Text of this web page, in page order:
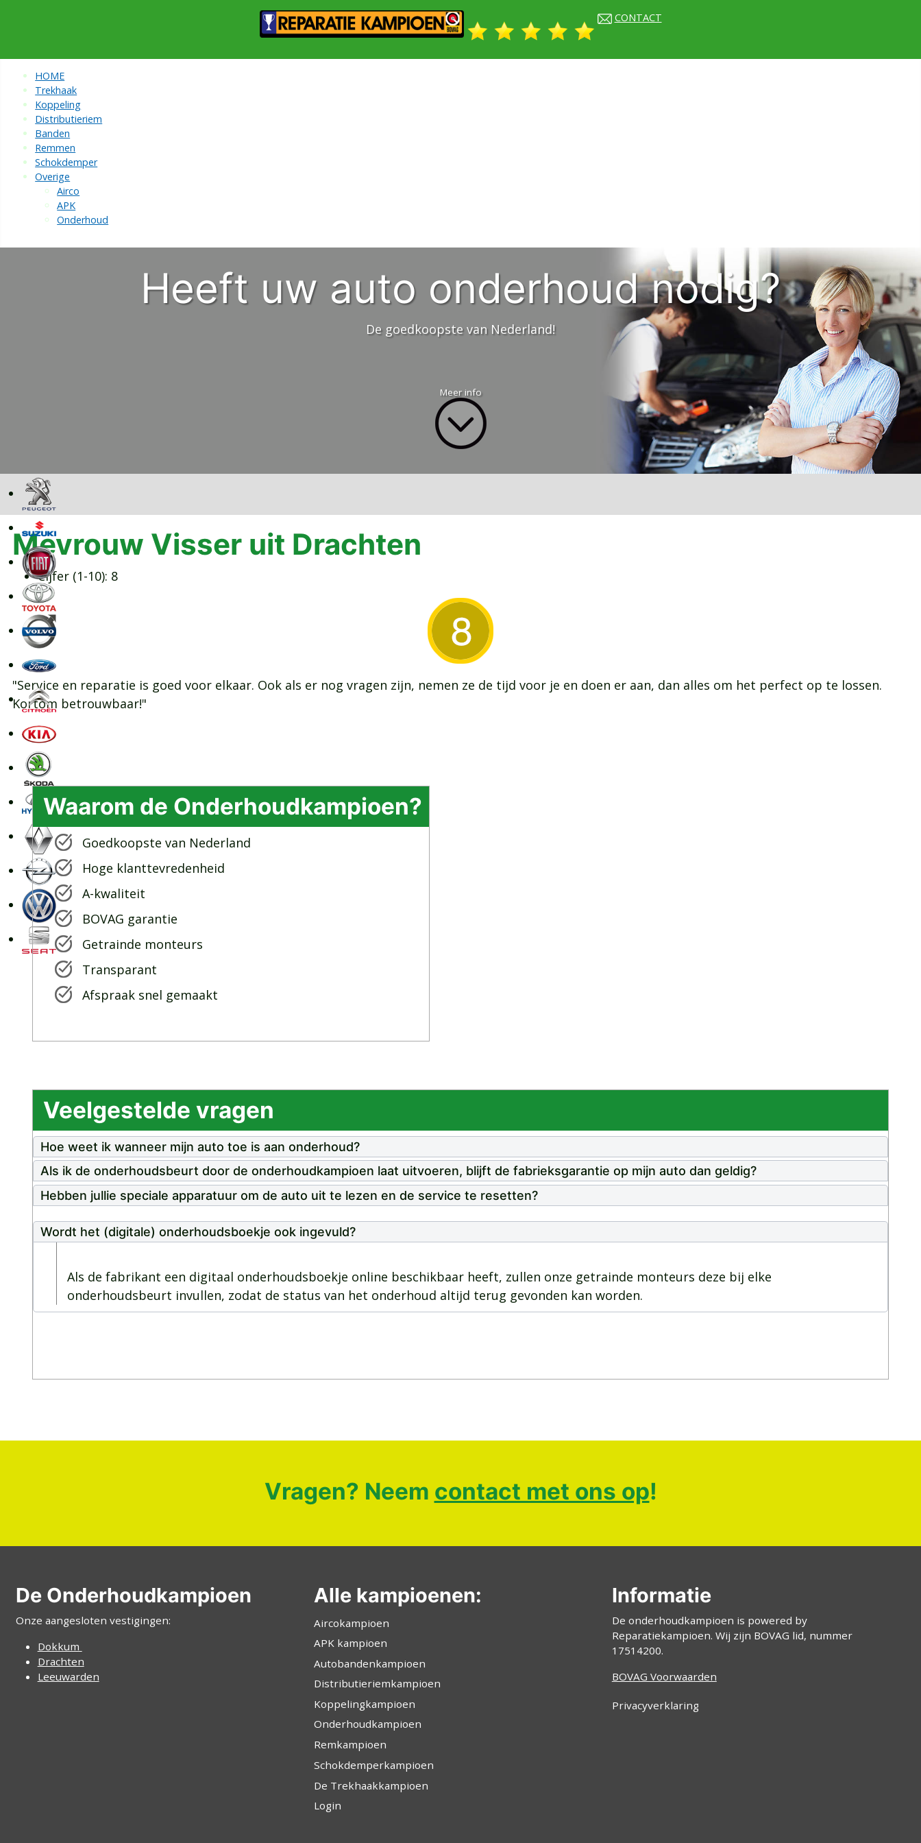
CONTACT
HOME
Trekhaak
Koppeling
Distributieriem
Banden
Remmen
Schokdemper
Overige
Airco
APK
Onderhoud
Heeft uw auto onderhoud nodig?
De goedkoopste van Nederland!
Meer info
Mevrouw Visser uit Drachten
Cijfer (1-10): 8
"Service en reparatie is goed voor elkaar. Ook als er nog vragen zijn, nemen ze de tijd voor je en doen er aan, dan alles om het perfect op te lossen.
Kortom betrouwbaar!"
Waarom de Onderhoudkampioen?
Goedkoopste van Nederland
Hoge klanttevredenheid
A-kwaliteit
BOVAG garantie
Getrainde monteurs
Transparant
Afspraak snel gemaakt
Veelgestelde vragen
Hoe weet ik wanneer mijn auto toe is aan onderhoud?
Als ik de onderhoudsbeurt door de onderhoudkampioen laat uitvoeren, blijft de fabrieksgarantie op mijn auto dan geldig?
Hebben jullie speciale apparatuur om de auto uit te lezen en de service te resetten?
Wordt het (digitale) onderhoudsboekje ook ingevuld?
Als de fabrikant een digitaal onderhoudsboekje online beschikbaar heeft, zullen onze getrainde monteurs deze bij elke
onderhoudsbeurt invullen, zodat de status van het onderhoud altijd terug gevonden kan worden.
Vragen? Neem contact met ons op!
De Onderhoudkampioen
Onze aangesloten vestigingen:
Dokkum
Drachten
Leeuwarden
Alle kampioenen:
Aircokampioen
APK kampioen
Autobandenkampioen
Distributieriemkampioen
Koppelingkampioen
Onderhoudkampioen
Remkampioen
Schokdemperkampioen
De Trekhaakkampioen
Login
Informatie
De onderhoudkampioen is powered by
Reparatiekampioen. Wij zijn BOVAG lid, nummer
17514200.
BOVAG Voorwaarden
Privacyverklaring